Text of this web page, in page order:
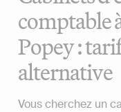
comptable
Popey :
alternative
Vous cherchez un